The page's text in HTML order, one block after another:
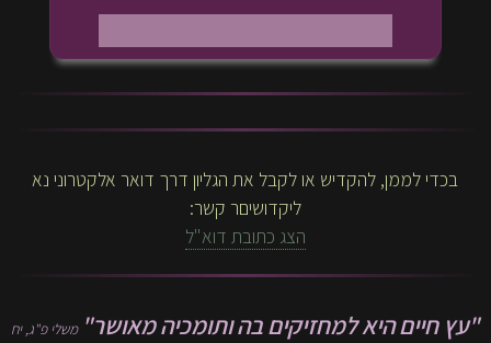
בכדי לממן, להקדיש או לקבל את הגליון דרך דואר אלקטרוני נא
ליקדושיםר קשר:
הצג כתובת דוא"ל
"עץ חיים היא למחזיקים בה ותומכיה מאושר" משלי פ"ג, יח